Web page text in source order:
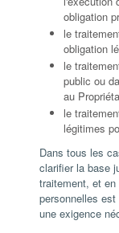
obligation
le
obligation
le
public ou
au
le
légitimes
Dans tous les
clarifier la base
traitement, et
personnelles
une exigence